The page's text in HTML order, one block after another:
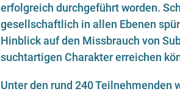
erfolgreich durchgeführt worden.
gesellschaftlich in allen Ebenen
Hinblick auf den Missbrauch von
suchtartigen Charakter erreichen
Unter den rund 240